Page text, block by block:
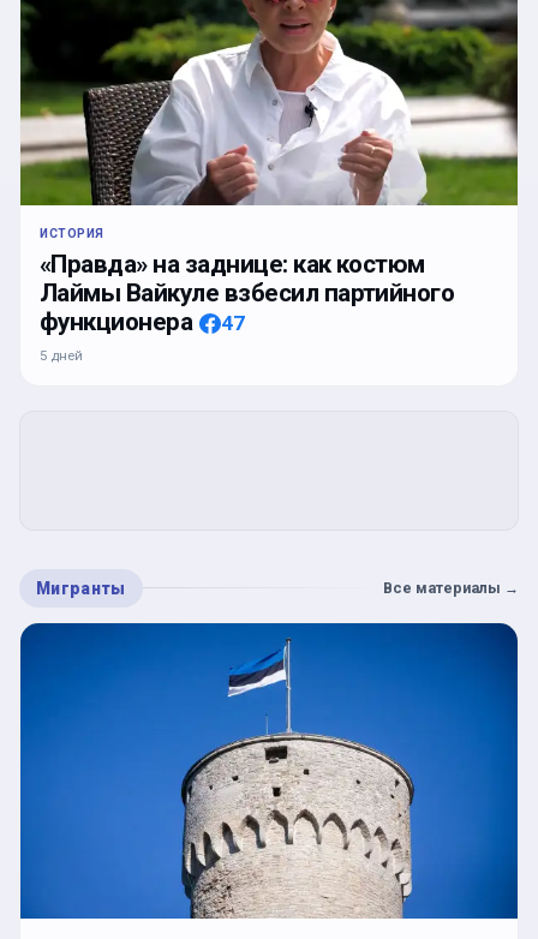
ИСТОРИЯ
«Правда» на заднице: как костюм
Лаймы Вайкуле взбесил партийного
функционера
47
5 дней
Мигранты Все материалы →